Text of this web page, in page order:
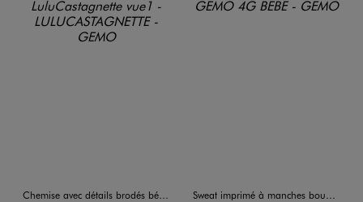
Chemise avec détails brodés bébé fille - LuluCastagnette Sweat imprimé à manches bouffantes bébé fille